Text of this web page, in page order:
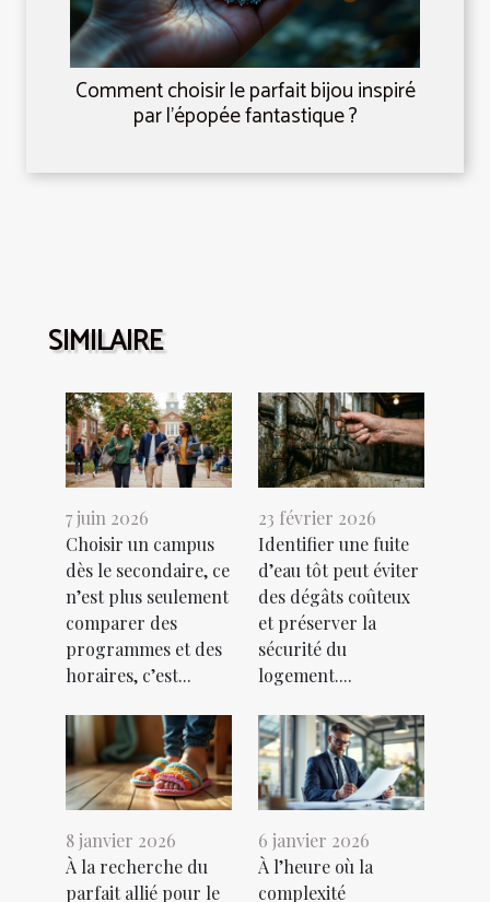
Comment choisir le parfait bijou inspiré
par l'épopée fantastique ?
SIMILAIRE
7 juin 2026
Choisir un campus
dès le secondaire, ce
n’est plus seulement
comparer des
programmes et des
horaires, c’est...
23 février 2026
Identifier une fuite
d’eau tôt peut éviter
des dégâts coûteux
et préserver la
sécurité du
logement....
8 janvier 2026
À la recherche du
parfait allié pour le
6 janvier 2026
À l’heure où la
complexité